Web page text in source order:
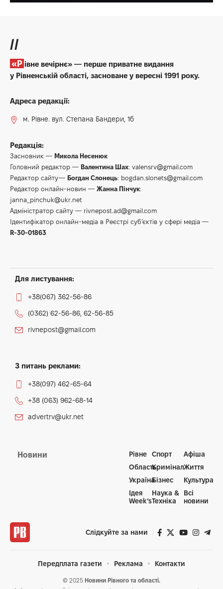
//
«Рівне вечірнє» — перше приватне видання
у Рівненській області, засноване у вересні 1991 року.
Адреса редакції:
м. Рівне. вул. Степана Бандери, 1б
Редакція:
Засновник — Микола Несенюк
Головний редактор — Валентина Шах: valensrv@gmail.com
Редактор сайту— Богдан Слонець: bogdan.slonets@gmail.com
Редактор онлайн-новин — Жанна Пінчук:
janna_pinchuk@ukr.net
Адміністратор сайту — rivnepost.ad@gmail.com
Ідентифікатор онлайн-медіа в Реєстрі суб’єктів у сфері медіа —
R-30-01863
Для листування:
+38(067) 362-56-86
(0362) 62-56-86, 62-56-85
rivnepost@gmail.com
З питань реклами:
+38(097) 462-65-64
+38 (063) 962-68-14
advertrv@ukr.net
Новини
Рівне
Область
Україна
Ідея
Week’s
Спорт
Кримінал
Бізнес
Наука &
Техніка
Афіша
Життя
Культура
Всі
новини
Слідкуйте за нами
© 2025 Новини Рівного та області.
Передплата газети Реклама Контакти